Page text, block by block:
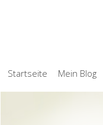
Startseite Mein Blog